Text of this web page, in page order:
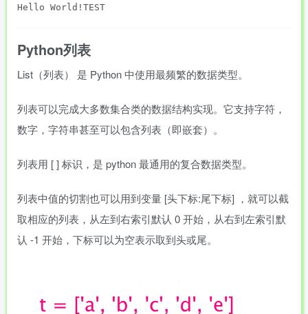
Python列表
List（列表） 是 Python 中使用最频繁的数据类型。
列表可以完成大多数集合类的数据结构实现。它支持字符，
数字，字符串甚至可以包含列表（即嵌套）。
列表用 [ ] 标识，是 python 最通用的复合数据类型。
列表中值的切割也可以用到变量 [头下标:尾下标] ，就可以截
取相应的列表，从左到右索引默认 0 开始，从右到左索引默
认 -1 开始，下标可以为空表示取到头或尾。